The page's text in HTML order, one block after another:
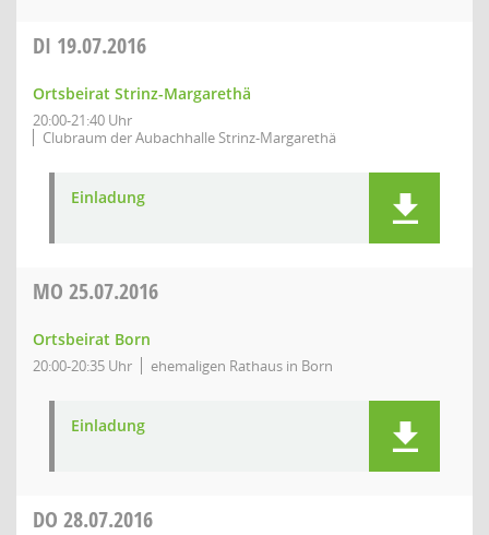
DI 19.07.2016
Ortsbeirat Strinz-Margarethä
20:00-21:40 Uhr
Clubraum der Aubachhalle Strinz-Margarethä
Einladung
MO 25.07.2016
Ortsbeirat Born
20:00-20:35 Uhr ehemaligen Rathaus in Born
Einladung
DO 28.07.2016